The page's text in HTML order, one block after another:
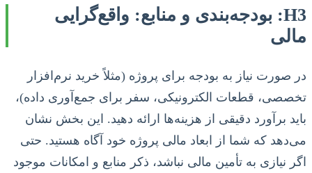
H3: بودجه‌بندی و منابع: واقع‌گرایی
مالی
در صورت نیاز به بودجه برای پروژه (مثلاً خرید نرم‌افزار
تخصصی، قطعات الکترونیکی، سفر برای جمع‌آوری داده)،
باید برآورد دقیقی از هزینه‌ها ارائه دهید. این بخش نشان
می‌دهد که شما از ابعاد مالی پروژه خود آگاه هستید. حتی
اگر نیازی به تأمین مالی نباشد، ذکر منابع و امکانات موجود